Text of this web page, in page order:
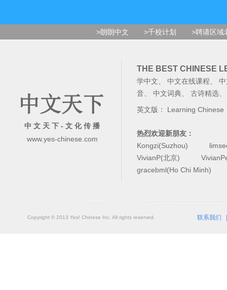
>朗朗中文 >千校计划 >聘请区域
中 文 天 下 - 文 化 传 播
www.yes-chinese.com
THE BEST CHINESE
学中文 中文在线课程
音
中文词典 古诗精选
英文版： Learning Chinese
热烈欢迎新朋友：
Kongzi(Suzhou)
VivianP(北京)
gracebml(Ho Chi Minh)
Copyright © 2013 Yes! Chinese Inc. All rights reserved. 联系我们